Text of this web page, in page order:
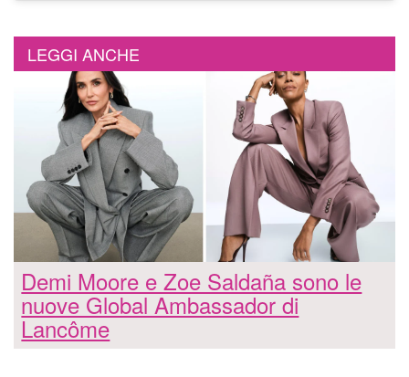
LEGGI ANCHE
Demi Moore e Zoe Saldaña sono le
nuove Global Ambassador di
Lancôme